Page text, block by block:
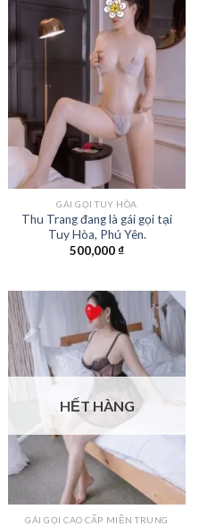
GÁI GỌI TUY HÒA
Thu Trang đang là gái gọi tại
Tuy Hòa, Phú Yên.
500,000₫
HẾT HÀNG
GÁI GỌI CAO CẤP MIỀN TRUNG